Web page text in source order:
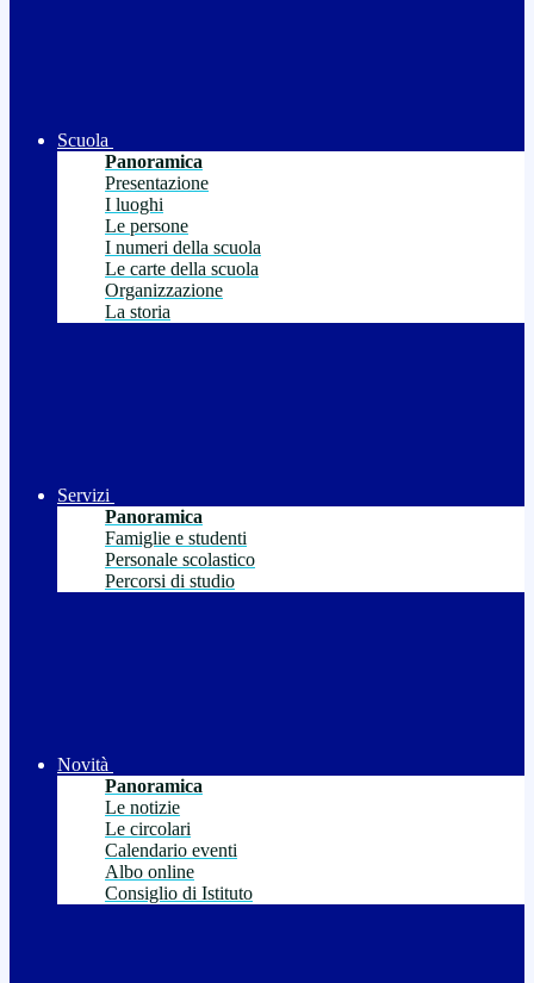
Scuola
Panoramica
Presentazione
I luoghi
Le persone
I numeri della scuola
Le carte della scuola
Organizzazione
La storia
Servizi
Panoramica
Famiglie e studenti
Personale scolastico
Percorsi di studio
Novità
Panoramica
Le notizie
Le circolari
Calendario eventi
Albo online
Consiglio di Istituto